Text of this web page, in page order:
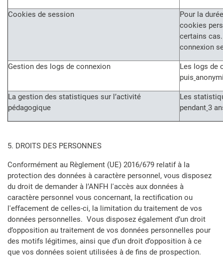
Cookies de session
Pour la
cookies
certains
connexion
Gestion des logs de connexion
Les logs de
puis
La gestion des statistiques sur l’activité
pédagogique
Les
pendant 3
5. DROITS DES PERSONNES
Conformément au Règlement (UE) 2016/679 relatif à la
protection des données à caractère personnel, vous disposez
du droit de demander à l’ANFH l'accès aux données à
caractère personnel vous concernant, la rectification ou
l'effacement de celles-ci, la limitation du traitement de vos
données personnelles. Vous disposez également d’un droit
d’opposition au traitement de vos données personnelles pour
des motifs légitimes, ainsi que d’un droit d’opposition à ce
que vos données soient utilisées à de fins de prospection.